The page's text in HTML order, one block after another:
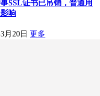
SSL证书已吊销，普通用
响
月20日 更多